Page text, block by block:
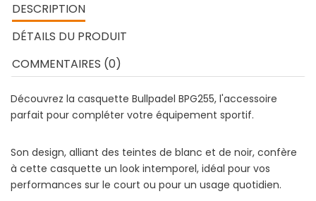
DESCRIPTION
DÉTAILS DU PRODUIT
COMMENTAIRES (0)
Découvrez la casquette Bullpadel BPG255, l'accessoire
parfait pour compléter votre équipement sportif.
Son design, alliant des teintes de blanc et de noir, confère
à cette casquette un look intemporel, idéal pour vos
performances sur le court ou pour un usage quotidien.